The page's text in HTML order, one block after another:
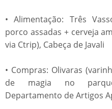
• Alimentação: Três
porco assadas + cerveja
via Ctrip), Cabeça de Javali
• Compras: Olivaras
de magia no
Departamento de Artigos